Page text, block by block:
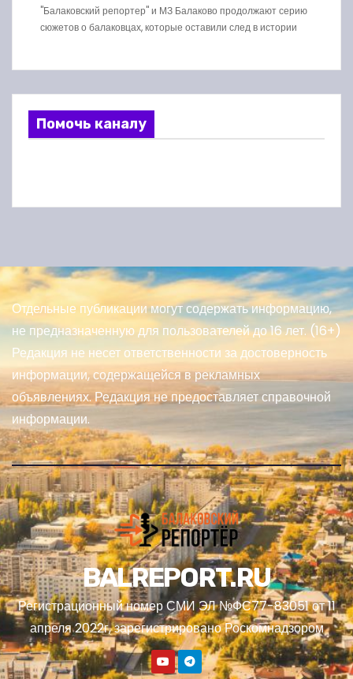
"Балаковский репортер" и МЗ Балаково продолжают серию
сюжетов о балаковцах, которые оставили след в истории
Помочь каналу
Отдельные публикации могут содержать информацию,
не предназначенную для пользователей до 16 лет. (16+)
Редакция не несет ответственности за достоверность
информации, содержащейся в рекламных
объявлениях. Редакция не предоставляет справочной
информации.
BALREPORT.RU
Регистрационный номер СМИ ЭЛ №ФС77-83051 от 11
апреля 2022г, зарегистрировано Роскомнадзором